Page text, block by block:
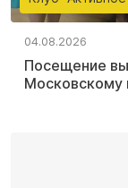
04.08.2026
Посещение
Московскому